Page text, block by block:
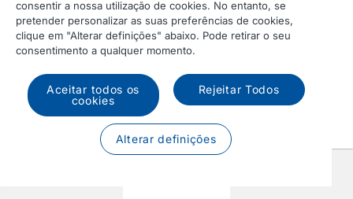
consentir a nossa utilização de cookies. No entanto, se
pretender personalizar as suas preferências de cookies,
clique em "Alterar definições" abaixo. Pode retirar o seu
consentimento a qualquer momento.
Aceitar todos os
cookies
Rejeitar Todos
Alterar definições